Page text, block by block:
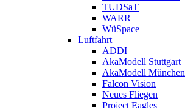
TUDSaT
WARR
WüSpace
Luftfahrt
ADDI
AkaModell Stuttgart
AkaModell München
Falcon Vision
Neues Fliegen
Project Eagles